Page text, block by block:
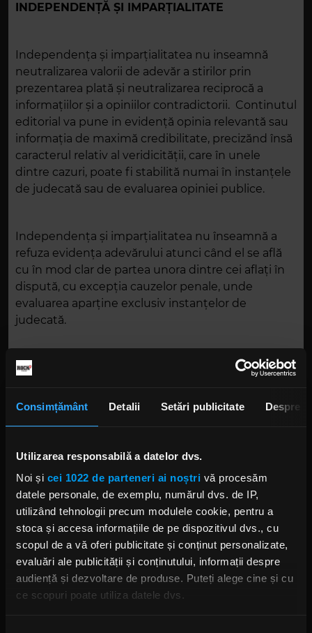
Consimțământ Detalii Setări publicitate Despre
Utilizarea responsabilă a datelor dvs.
Noi și cei 1022 de parteneri ai noștri vă procesăm
datele personale, de exemplu, numărul dvs. de IP,
utilizând tehnologii precum modulele cookie, pentru a
stoca și accesa informațiile de pe dispozitivul dvs., cu
scopul de a vă oferi publicitate și conținut personalizate,
evaluări ale publicității și conținutului, informații despre
audiență și dezvoltare de produse. Puteți alege cine și cu
ce scopuri poate utiliza datele dvs.
INDEPENDENŢĂ ŞI IMPARŢIALITATE
Independenţa şi imparţialitatea nu inseamnă
neutralizarea valorii de adevăr a stirilor prin
prezentarea plată și neutralizarea reciprocă a
informațiilor și a opiniilor contradictorii. Continutul
editorial va pune in evidență opinia relevantă sau
informația de maximă credibilitate, precizănd însă
caracterul relativ al veridicității, care în unele
dintre cazuri, poate fi stabilită numai în instanţele
de judecată sau de evaluarea opiniei publice.
Independenţa şi imparţialitatea nu înseamnă a
refuza evidenţa adevărului atunci când el se află
cu în mod clar de partea unora dintre cei aflaţi în
dispută, cu excepţia cauzelor penale, unde
evaluarea aparţine exclusiv instanţelor de
judecată.
Realizatorii vor fi imparţiali din punct de vedere
de la a avea convingeri politice proprii.
Continutul editorial va acorda importantă
problemelor reale ale societăţii și nu va crea false
probleme sau nu va obtura atenția publicului cu
probleme minore.
Totodată se va avea în vedere adresarea pe un
public țintă, care poate fi diferențiat pe capacitate
de inţelegere, informare și preferinţe şi nu numai
în funcție de capacitatea de a răspunde la